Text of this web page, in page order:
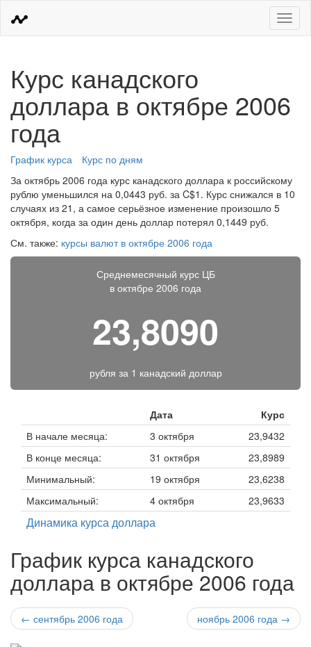
Меню
Курс канадского
доллара в октябре 2006
года
График курса
Курс по дням
За октябрь 2006 года курс канадского доллара к российскому
рублю уменьшился на 0,0443 руб. за C$1. Курс снижался в 10
случаях из 21, а самое серьёзное изменение произошло 5
октября, когда за один день доллар потерял 0,1449 руб.
См. также: курсы валют в октябре 2006 года
Среднемесячный курс ЦБ
в октябре 2006 года
23,8090
рубля за 1 канадский доллар
Дата
Курс
В начале месяца:
3 октября
23,9432
В конце месяца:
31 октября
23,8989
Минимальный:
19 октября
23,6238
Максимальный:
4 октября 23,9633
Динамика курса доллара
График курса канадского
доллара в октябре 2006 года
← сентябрь 2006 года ноябрь 2006 года →